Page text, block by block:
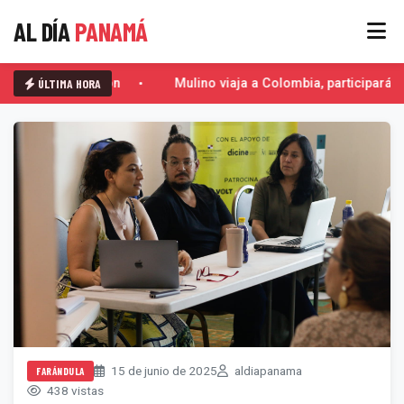
AL DÍAPANAMÁ
ÚLTIMA HORA
El Escorpión Mulino viaja a Colombia, participará
FARÁNDULA 15 de junio de 2025
aldiapanama
438 vistas